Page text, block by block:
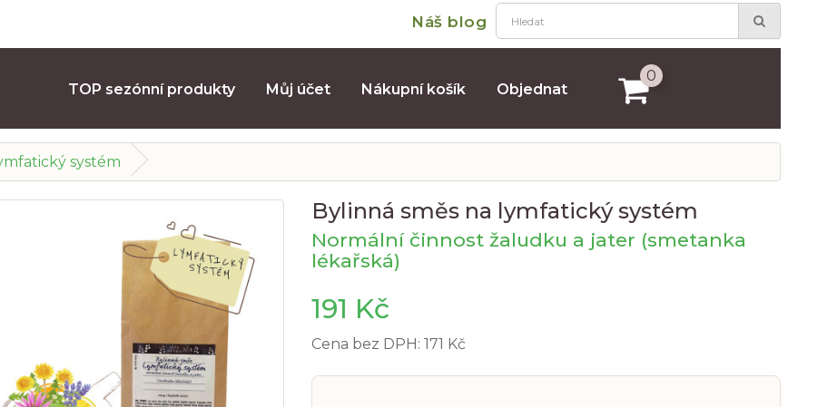
Náš blog
TOP sezónní produkty Můj účet Nákupní košík Objednat
0
systém
Bylinná směs na lymfatický systém
Normální činnost žaludku a jater (smetanka
lékařská)
191 Kč
Cena bez DPH: 171 Kč